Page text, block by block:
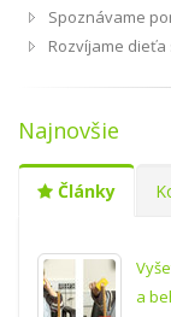
Spoznávame
Rozvíjame
Najnovšie
Články
a